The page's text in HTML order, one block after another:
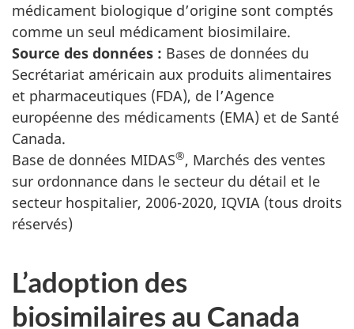
médicament biologique d’origine sont comptés
comme un seul médicament biosimilaire.
Source des données : Bases de données du
Secrétariat américain aux produits alimentaires
et pharmaceutiques (FDA), de l’Agence
européenne des médicaments (EMA) et de Santé
Canada.
Base de données MIDAS®, Marchés des ventes
sur ordonnance dans le secteur du détail et le
secteur hospitalier, 2006-2020, IQVIA (tous droits
réservés)
L’adoption des
biosimilaires au Canada